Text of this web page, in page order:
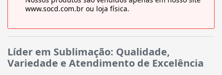
www.socd.com.br ou loja física.
Líder em Sublimação: Qualidade,
Variedade e Atendimento de Excelência